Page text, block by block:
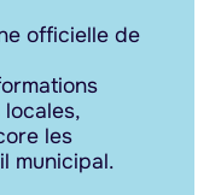
officielle de
les
municipal.